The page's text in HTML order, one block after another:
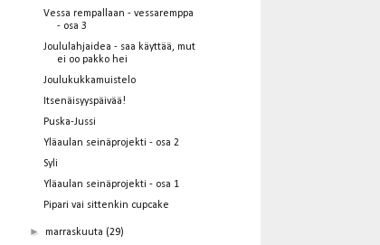
Vessa rempallaan - vessaremppa
- osa 3
Joululahjaidea - saa käyttää, mut
ei oo pakko hei
Joulukukkamuistelo
Itsenäisyyspäivää!
Puska-Jussi
Yläaulan seinäprojekti - osa 2
Syli
Yläaulan seinäprojekti - osa 1
Pipari vai sittenkin cupcake
► marraskuuta (29)